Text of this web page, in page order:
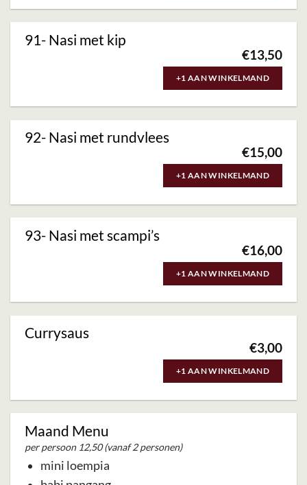
op
productpagina
91- Nasi met kip
€13,50
+1 AAN WINKELMAND
92- Nasi met rundvlees
€15,00
+1 AAN WINKELMAND
93- Nasi met scampi’s
€16,00
+1 AAN WINKELMAND
Currysaus
€3,00
+1 AAN WINKELMAND
Maand Menu
per persoon 12,50 (vanaf 2 personen)
mini loempia